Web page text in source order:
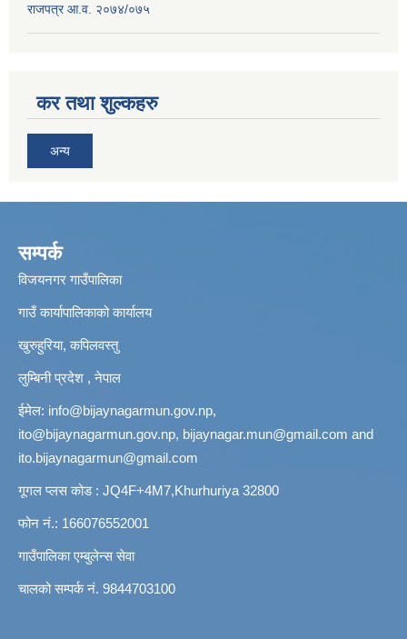
राजपत्र आ.व. २०७४/०७५
कर तथा शुल्कहरु
अन्य
सम्पर्क
विजयनगर गाउँपालिका
गाउँ कार्यापालिकाको कार्यालय
खुरुहुरिया, कपिलवस्तु
लुम्बिनी प्रदेश , नेपाल
ईमेल: info@bijaynagarmun.gov.np,
ito@bijaynagarmun.gov.np, bijaynagar.mun@gmail.com and
ito.bijaynagarmun@gmail.com
गूगल प्लस कोड : JQ4F+4M7,Khurhuriya 32800
फोन नं.: 166076552001
गाउँपालिका एम्बुलेन्स सेवा
चालको सम्पर्क नं. 9844703100